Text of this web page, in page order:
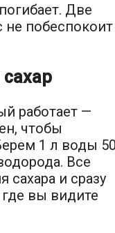
Две
не побеспокоит
работает —
чтобы
1 л воды
Все
и сразу
вы видите